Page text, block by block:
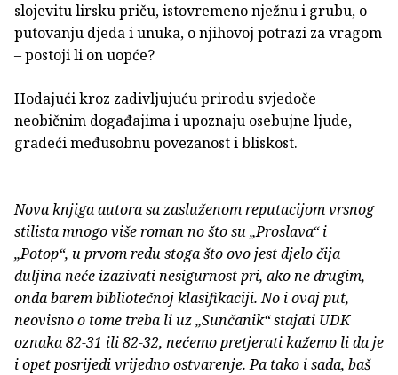
slojevitu lirsku priču, istovremeno nježnu i grubu, o
putovanju djeda i unuka, o njihovoj potrazi za vragom
– postoji li on uopće?
Hodajući kroz zadivljujuću prirodu svjedoče
neobičnim događajima i upoznaju osebujne ljude,
gradeći međusobnu povezanost i bliskost.
Nova knjiga autora sa zasluženom reputacijom vrsnog
stilista mnogo više roman no što su „Proslava“ i
„Potop“, u prvom redu stoga što ovo jest djelo čija
duljina neće izazivati nesigurnost pri, ako ne drugim,
onda barem bibliotečnoj klasifikaciji. No i ovaj put,
neovisno o tome treba li uz „Sunčanik“ stajati UDK
oznaka 82-31 ili 82-32, nećemo pretjerati kažemo li da je
i opet posrijedi vrijedno ostvarenje. Pa tako i sada, baš